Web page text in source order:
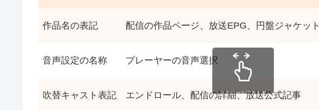
作品名の表記 配信の作品ページ、放送EPG、円盤ジャケット
音声設定の名称 プレーヤーの音声選択
吹替キャスト表記 エンドロール、配信の詳細、放送公式記事
スクロールできます